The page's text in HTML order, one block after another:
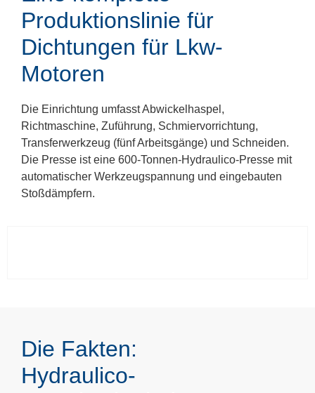
Produktionslinie für
Dichtungen für Lkw-
Motoren
Die Einrichtung umfasst Abwickelhaspel,
Richtmaschine, Zuführung, Schmiervorrichtung,
Transferwerkzeug (fünf Arbeitsgänge) und Schneiden.
Die Presse ist eine 600-Tonnen-Hydraulico-Presse mit
automatischer Werkzeugspannung und eingebauten
Stoßdämpfern.
Die Fakten:
Hydraulico-